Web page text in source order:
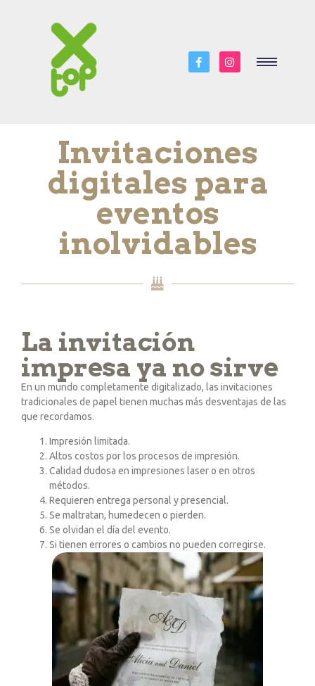
Invitaciones
digitales para
eventos
inolvidables
La invitación
impresa ya no sirve
En un mundo completamente digitalizado, las invitaciones
tradicionales de papel tienen muchas más desventajas de las
que recordamos.
Impresión limitada.
Altos costos por los procesos de impresión.
Calidad dudosa en impresiones laser o en otros
métodos.
Requieren entrega personal y presencial.
Se maltratan, humedecen o pierden.
Se olvidan el día del evento.
Si tienen errores o cambios no pueden corregirse.